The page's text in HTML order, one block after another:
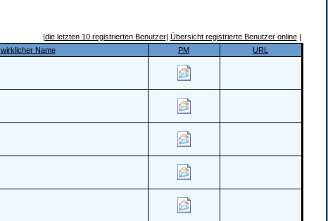
|die letzten 10 registrierten Benutzer| Übersicht registrierte Benutzer online|
wirklicher Name PM URL